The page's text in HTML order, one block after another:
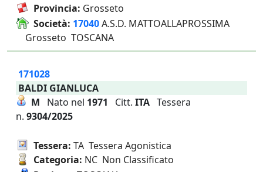
Provincia: Grosseto
Società: 17040A.S.D. MATTOALLAPROSSIMA
Grosseto TOSCANA
171028
BALDI GIANLUCA
M Nato nel 1971 Citt. ITA Tessera
n. 9304/2025
Tessera: TA Tessera Agonistica
Categoria: NC Non Classificato